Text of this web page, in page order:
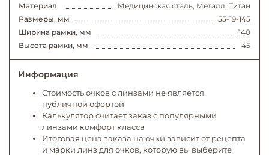
Материал
Медицинская сталь, Металл, Титан
Размеры, мм
55-19-145
Ширина рамки, мм
140
Высота рамки, мм
45
Информация
Стоимость очков с линзами не является
публичной офертой
Калькулятор считает заказ с популярными
линзами комфорт класса
Итоговая цена заказа на очки зависит от рецепта
и марки линз для очков, которую вы выберите